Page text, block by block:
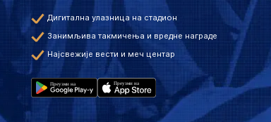
Дигитална улазница на стадион
Занимљива такмичења и вредне награде
Најсвежије вести и меч центар